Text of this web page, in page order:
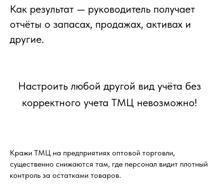
Как результат — руководитель получает
отчёты о запасах, продажах, активах и
другие.
Настроить любой другой вид учёта без
корректного учета ТМЦ невозможно!
Кражи ТМЦ на предприятиях оптовой торговли,
существенно снижаются там, где персонал видит плотный
контроль за остатками товаров.